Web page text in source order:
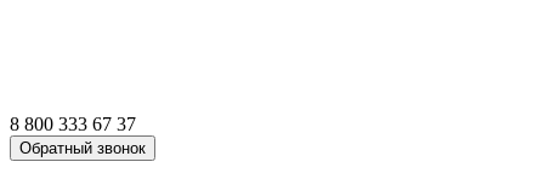
8 800 333 67 37
Обратный звонок